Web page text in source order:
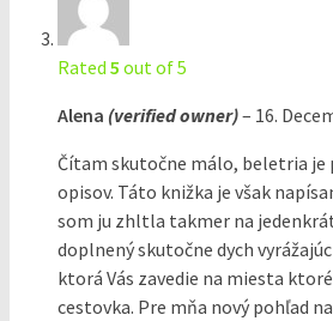
Rated 5 out of 5
Alena (verified owner)– 16.
Čítam skutočne málo, beletria je
opisov. Táto knižka je však
som ju zhltla takmer na
doplnený skutočne dych
ktorá Vás zavedie na miesta
cestovka. Pre mňa nový pohľad